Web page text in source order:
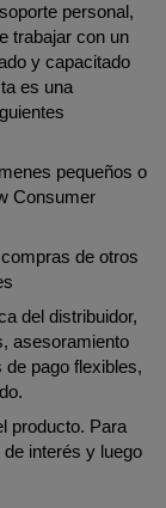
personal,
trabajar con un
y capacitado
es una
pequeños o
Consumer
de otros
del distribuidor,
asesoramiento
pago flexibles,
producto. Para
interés y luego